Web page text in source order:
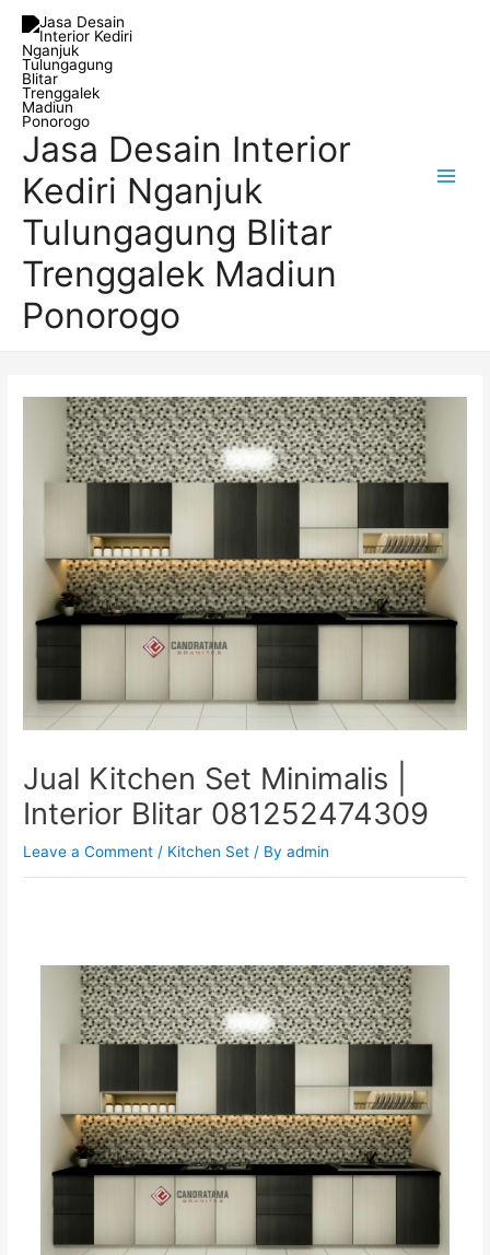
Skip
content
Jasa Desain Interior
Kediri Nganjuk
Tulungagung Blitar
Trenggalek Madiun
Ponorogo
Jual Kitchen Set Minimalis |
Interior Blitar 081252474309
Leave a Comment / Kitchen Set / Byadmin
Post
navigation